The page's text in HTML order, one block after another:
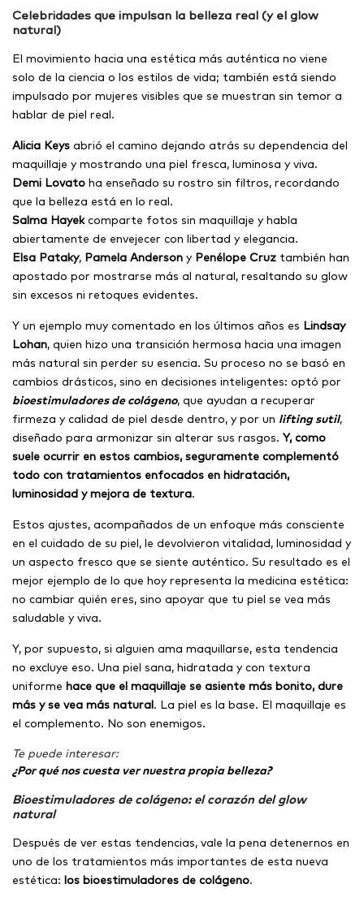
Celebridades que impulsan la belleza real (y el glow
natural)
El movimiento hacia una estética más auténtica no viene
solo de la ciencia o los estilos de vida; también está siendo
impulsado por mujeres visibles que se muestran sin temor a
hablar de piel real.
Alicia Keys abrió el camino dejando atrás su dependencia del
maquillaje y mostrando una piel fresca, luminosa y viva.
Demi Lovato ha enseñado su rostro sin filtros, recordando
que la belleza está en lo real.
Salma Hayekcomparte fotos sin maquillaje y habla
abiertamente de envejecer con libertad y elegancia.
Elsa Pataky, Pamela Anderson y Penélope Cruz también han
apostado por mostrarse más al natural, resaltando su glow
sin excesos ni retoques evidentes.
Y un ejemplo muy comentado en los últimos años es Lindsay
Lohan, quien hizo una transición hermosa hacia una imagen
más natural sin perder su esencia. Su proceso no se basó en
cambios drásticos, sino en decisiones inteligentes: optó por
bioestimuladores de colágeno, que ayudan a recuperar
firmeza y calidad de piel desde dentro, y por un lifting sutil,
diseñado para armonizar sin alterar sus rasgos. Y, como
suele ocurrir en estos cambios, seguramente complementó
todo con tratamientos enfocados en hidratación,
luminosidad y mejora de textura.
Estos ajustes, acompañados de un enfoque más consciente
en el cuidado de su piel, le devolvieron vitalidad, luminosidad y
un aspecto fresco que se siente auténtico. Su resultado es el
mejor ejemplo de lo que hoy representa la medicina estética:
no cambiar quién eres, sino apoyar que tu piel se vea más
saludable y viva.
Y, por supuesto, si alguien ama maquillarse, esta tendencia
no excluye eso. Una piel sana, hidratada y con textura
uniforme hace que el maquillaje se asiente más bonito, dure
más y se vea más natural. La piel es la base. El maquillaje es
el complemento. No son enemigos.
Te puede interesar:
¿Por qué nos cuesta ver nuestra propia belleza?
Bioestimuladores de colágeno: el corazón del glow
natural
Después de ver estas tendencias, vale la pena detenernos en
uno de los tratamientos más importantes de esta nueva
estética: los bioestimuladores de colágeno.